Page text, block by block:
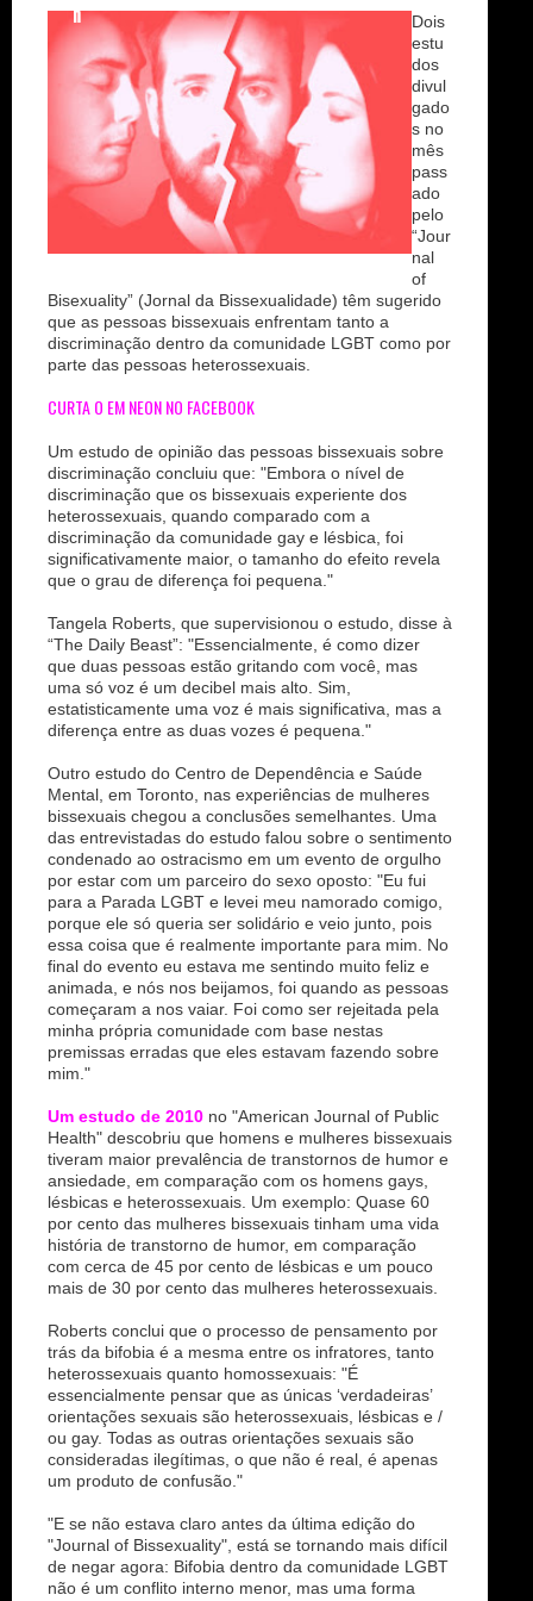
n
Dois
estu
dos
divul
gado
s no
mês
pass
ado
pelo
“Jour
nal
of
Bisexuality” (Jornal da Bissexualidade) têm sugerido
que as pessoas bissexuais enfrentam tanto a
discriminação dentro da comunidade LGBT como por
parte das pessoas heterossexuais.
CURTA O EM NEON NO FACEBOOK
Um estudo de opinião das pessoas bissexuais sobre
discriminação concluiu que: "Embora o nível de
discriminação que os bissexuais experiente dos
heterossexuais, quando comparado com a
discriminação da comunidade gay e lésbica, foi
significativamente maior, o tamanho do efeito revela
que o grau de diferença foi pequena."
Tangela Roberts, que supervisionou o estudo, disse à
“The Daily Beast”: "Essencialmente, é como dizer
que duas pessoas estão gritando com você, mas
uma só voz é um decibel mais alto. Sim,
estatisticamente uma voz é mais significativa, mas a
diferença entre as duas vozes é pequena."
Outro estudo do Centro de Dependência e Saúde
Mental, em Toronto, nas experiências de mulheres
bissexuais chegou a conclusões semelhantes. Uma
das entrevistadas do estudo falou sobre o sentimento
condenado ao ostracismo em um evento de orgulho
por estar com um parceiro do sexo oposto: "Eu fui
para a Parada LGBT e levei meu namorado comigo,
porque ele só queria ser solidário e veio junto, pois
essa coisa que é realmente importante para mim. No
final do evento eu estava me sentindo muito feliz e
animada, e nós nos beijamos, foi quando as pessoas
começaram a nos vaiar. Foi como ser rejeitada pela
minha própria comunidade com base nestas
premissas erradas que eles estavam fazendo sobre
mim."
Um estudo de 2010 no "American Journal of Public
Health" descobriu que homens e mulheres bissexuais
tiveram maior prevalência de transtornos de humor e
ansiedade, em comparação com os homens gays,
lésbicas e heterossexuais. Um exemplo: Quase 60
por cento das mulheres bissexuais tinham uma vida
história de transtorno de humor, em comparação
com cerca de 45 por cento de lésbicas e um pouco
mais de 30 por cento das mulheres heterossexuais.
Roberts conclui que o processo de pensamento por
trás da bifobia é a mesma entre os infratores, tanto
heterossexuais quanto homossexuais: "É
essencialmente pensar que as únicas ‘verdadeiras’
orientações sexuais são heterossexuais, lésbicas e /
ou gay. Todas as outras orientações sexuais são
consideradas ilegítimas, o que não é real, é apenas
um produto de confusão."
"E se não estava claro antes da última edição do
"Journal of Bissexuality", está se tornando mais difícil
de negar agora: Bifobia dentro da comunidade LGBT
não é um conflito interno menor, mas uma forma